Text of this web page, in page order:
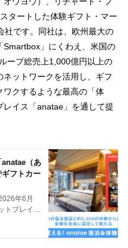
タートした体験ギフト・マー
社です。同社は、欧州最大の
」にくわえ、米国の
ープ総売上1,000億円以上の
ットワークを活用し、ギフ
ワクするような最高の「体
イス「anatae」を通して提
（あ
フトカー
年6月
トプレイス
ン店舗で
除く）